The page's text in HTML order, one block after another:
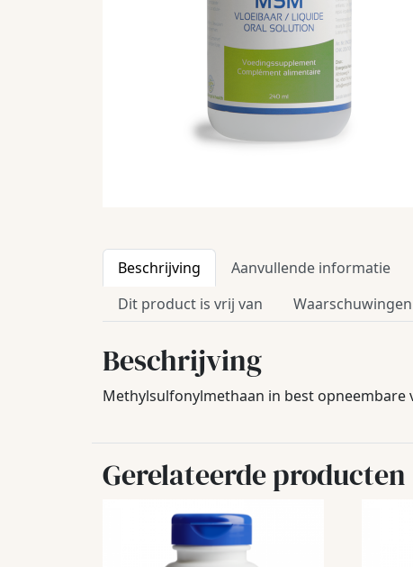
Beschrijving Aanvullende informatie
Dit product is vrij van
Waarschuwingen
Beschrijving
Methylsulfonylmethaan in best opneembare
Gerelateerde producten